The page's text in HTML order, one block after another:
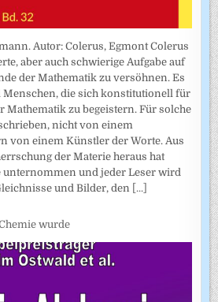
Autor: Colerus, Egmont Colerus
aber auch schwierige Aufgabe auf
der Mathematik zu versöhnen. Es
Menschen, die sich konstitutionell für
Mathematik zu begeistern. Für solche
nicht von einem
von einem Künstler der Worte. Aus
der Materie heraus hat
unternommen und jeder Leser wird
und Bilder, den [...]
wurde